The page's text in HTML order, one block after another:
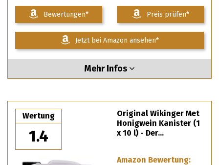
Bewertungen* Preis prüfen*
Jetzt bei Amazon ansehen*
Mehr Infos
Wertung
1.4
Original Wikinger Met
Honigwein Kanister (1
x 10 l) - Der…
Amazon Bewertung: